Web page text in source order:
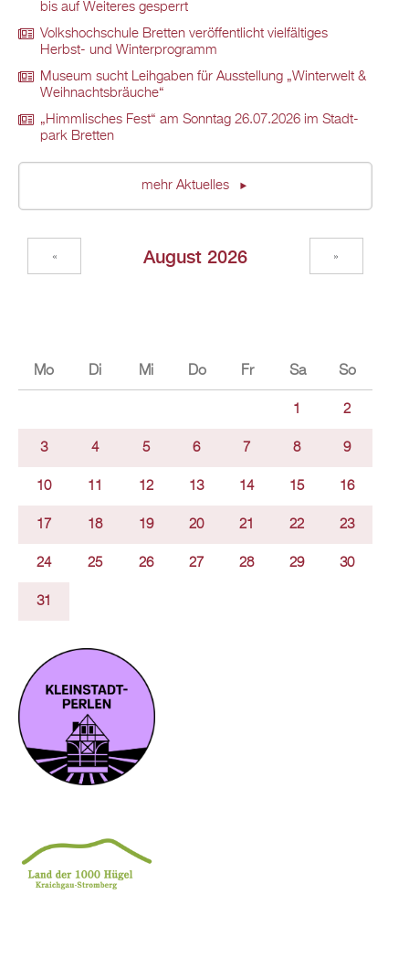
bis auf Wei­te­res ge­sperrt
Volks­hoch­schu­le Brett­en ver­öf­fent­licht viel­fäl­ti­ges
Herbst- und Win­ter­pro­gramm
Mu­se­um sucht Leih­ga­ben für Aus­stel­lung „Win­ter­welt &
Weih­nachts­bräu­che“
„Himm­li­sches Fest“ am Sonn­tag 26.07.2026 im Stadt­
park Brett­en
mehr Ak­tu­el­les
Au­gust 2026
« »
Mo Di Mi Do Fr Sa So
1 2
3 4 5 6 7 8 9
10 11 12 13 14 15 16
17 18 19 20 21 22 23
24 25 26 27 28 29 30
31